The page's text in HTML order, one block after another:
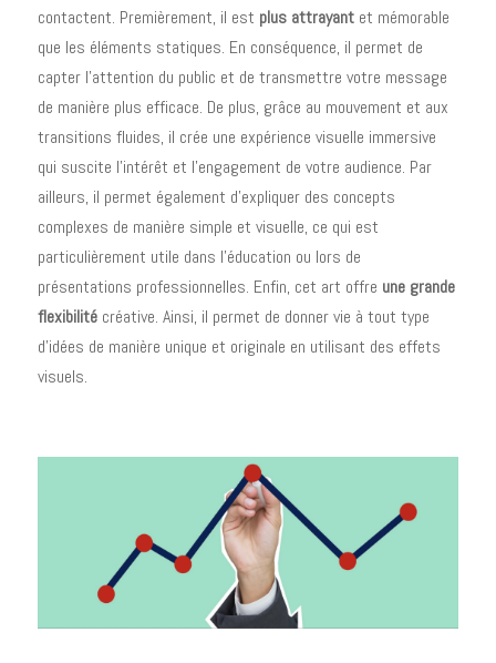
contactent. Premièrement, il est plus attrayantet mémorable
que les éléments statiques. En conséquence, il permet de
capter l’attention du public et de transmettre votre message
de manière plus efficace. De plus, grâce au mouvement et aux
transitions fluides, il crée une expérience visuelle immersive
qui suscite l’intérêt et l’engagement de votre audience. Par
ailleurs, il permet également d’expliquer des concepts
complexes de manière simple et visuelle, ce qui est
particulièrement utile dans l’éducation ou lors de
présentations professionnelles. Enfin, cet art offre une grande
flexibilitécréative. Ainsi, il permet de donner vie à tout type
d’idées de manière unique et originale en utilisant des effets
visuels.